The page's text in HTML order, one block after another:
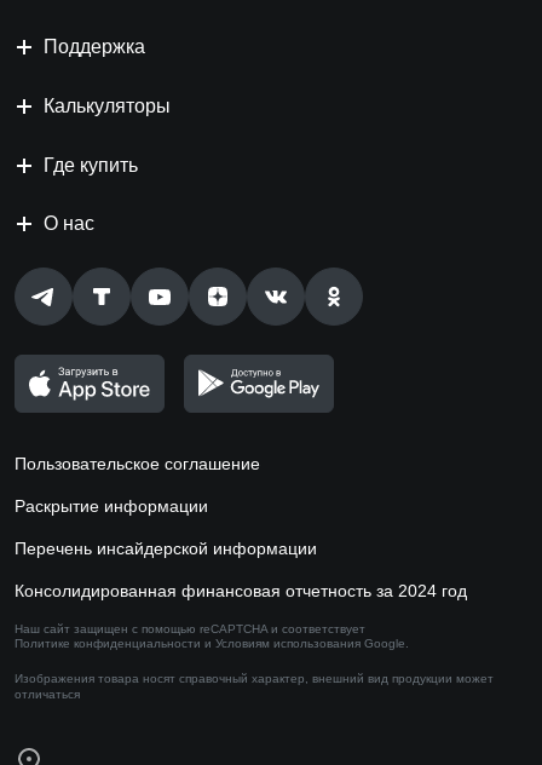
Поддержка
Калькуляторы
Где купить
О нас
Пользовательское соглашение
Раскрытие информации
Перечень инсайдерской информации
Консолидированная финансовая отчетность за 2024 год
Наш сайт защищен с помощью reCAPTCHA и соответствует
Политике конфиденциальности и Условиям использования Google.
Изображения товара носят справочный характер, внешний вид продукции может
отличаться